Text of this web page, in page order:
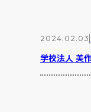
2024.02.03
学校法人 美